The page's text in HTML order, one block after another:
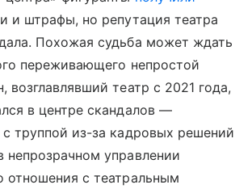
и штрафы, но репутация театра
Похожая судьба может ждать
переживающего непростой
возглавлявший театр с 2021 года,
в центре скандалов —
труппой из-за кадровых решений
непрозрачном управлении
отношения с театральным